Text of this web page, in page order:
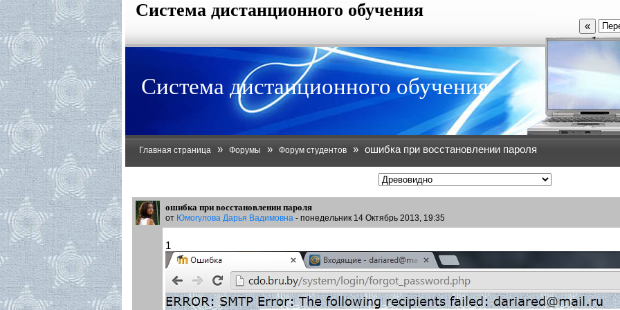
Система дистанционного обучения
«
Система дистанционного обучения
Главная страница » Форумы » Форум студентов » ошибка при восстановлении пароля
ошибка при восстановлении пароля
от Юмогулова Дарья Вадимовна - понедельник 14 Октябрь 2013, 19:35
1